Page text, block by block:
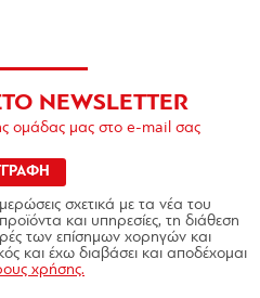
NEWSLETTER
ομάδας μας στο e-mail σας
σχετικά με τα νέα του
και υπηρεσίες, τη διάθεση
των επίσημων χορηγών και
και έχω διαβάσει και αποδέχομαι
χρήσης.